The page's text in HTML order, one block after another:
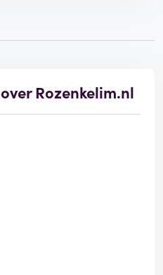
Rozenkelim.nl